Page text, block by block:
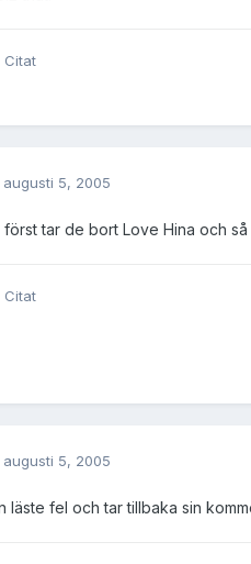
Citat
augusti 5, 2005
först tar de bort Love Hina och
Citat
augusti 5, 2005
läste fel och tar tillbaka sin